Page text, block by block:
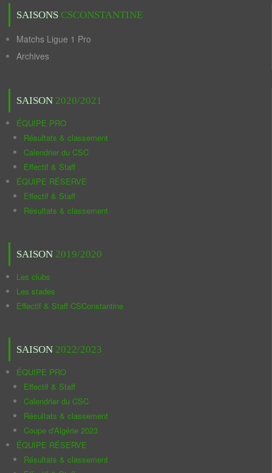
SAISONS CSCONSTANTINE
Matchs Ligue 1 Pro
Archives
SAISON 2020/2021
ÉQUIPE PRO
Résultats & classement
Calendrier du CSC
Effectif & Staff
ÉQUIPE RÉSERVE
Effectif & Staff
Résultats & classement
SAISON 2019/2020
Les clubs
Les stades
Effectif & Staff CSConstantine
SAISON 2022/2023
ÉQUIPE PRO
Effectif & Staff
Calendrier du CSC
Résultats & classement
Coupe d'Algérie 2023
ÉQUIPE RÉSERVE
Résultats & classement